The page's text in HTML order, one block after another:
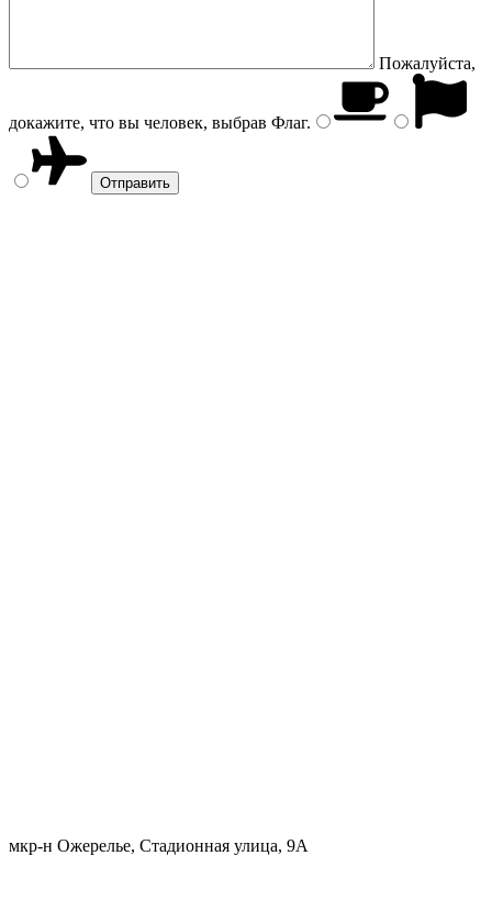
Пожалуйста,
докажите, что вы человек, выбрав Флаг.
мкр-н Ожерелье, Стадионная улица, 9А